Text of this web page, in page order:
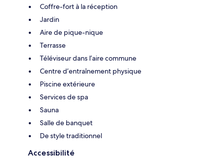
Coffre-fort à la réception
Jardin
Aire de pique-nique
Terrasse
Téléviseur dans l’aire commune
Centre d’entraînement physique
Piscine extérieure
Services de spa
Sauna
Salle de banquet
De style traditionnel
Accessibilité